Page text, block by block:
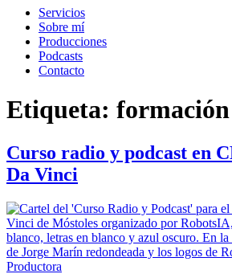
Servicios
Sobre mí
Producciones
Podcasts
Contacto
Etiqueta: formación
Curso radio y podcast en
Da Vinci